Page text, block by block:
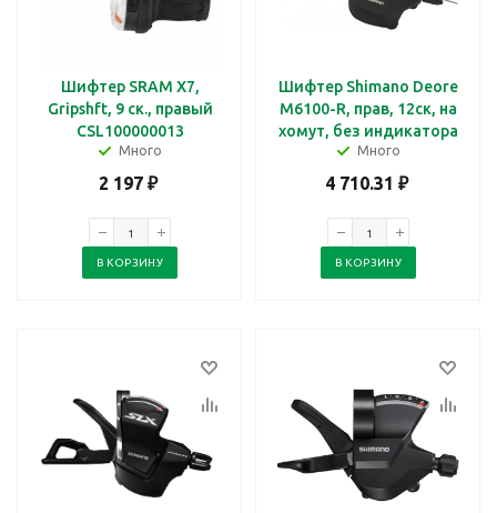
Шифтер SRAM X7,
Gripshft, 9 ск., правый
CSL100000013
Много
2 197₽
В КОРЗИНУ
Шифтер Shimano Deore
M6100-R, прав, 12ск, на
хомут, без индикатора
Много
4 710.31 ₽
В КОРЗИНУ